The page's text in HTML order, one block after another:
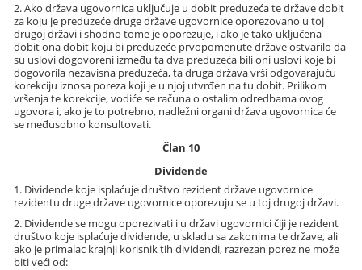
2. Ako država ugovornica uključuje u dobit preduzeća te države dobit
za koju je preduzeće druge države ugovornice oporezovano u toj
drugoj državi i shodno tome je oporezuje, i ako je tako uključena
dobit ona dobit koju bi preduzeće prvopomenute države ostvarilo da
su uslovi dogovoreni između ta dva preduzeća bili oni uslovi koje bi
dogovorila nezavisna preduzeća, ta druga država vrši odgovarajuću
korekciju iznosa poreza koji je u njoj utvrđen na tu dobit. Prilikom
vršenja te korekcije, vodiće se računa o ostalim odredbama ovog
ugovora i, ako je to potrebno, nadležni organi država ugovornica će
se međusobno konsultovati.
Član 10
Dividende
1. Dividende koje isplaćuje društvo rezident države ugovornice
rezidentu druge države ugovornice oporezuju se u toj drugoj državi.
2. Dividende se mogu oporezivati i u državi ugovornici čiji je rezident
društvo koje isplaćuje dividende, u skladu sa zakonima te države, ali
ako je primalac krajnji korisnik tih dividendi, razrezan porez ne može
biti veći od: